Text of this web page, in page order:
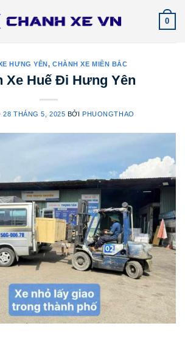
0
HƯNG YÊN,CHÀNH XE MIỀN BẮC
Xe Huế Đi Hưng Yên
28 THÁNG 5, 2025 BỞIPHUONGTHAO